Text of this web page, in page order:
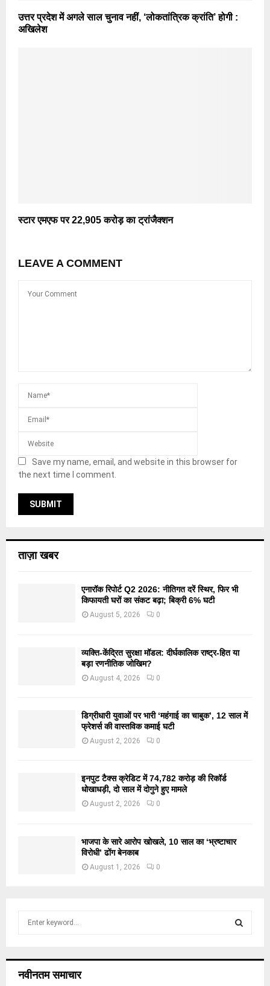
उत्तर प्रदेश में अगले साल चुनाव नहीं, ‘लोकतांत्रिक क्रांति’ होगी :
अखिलेश
स्टार एमएफ पर 22,905 करोड़ का ट्रांजैक्शन
LEAVE A COMMENT
Save my name, email, and website in this browser for
the next time I comment.
ताज़ा खबर
एनारॉक रिपोर्ट Q2 2026: नीतिगत दरें स्थिर, फिर भी
किफायती घरों का संकट बढ़ा; बिक्री 6% घटी
August 5, 2026 0
व्यक्ति-केंद्रित सुरक्षा मॉडल: दीर्घकालिक राष्ट्र-हित या
बड़ा रणनीतिक जोखिम?
August 4, 2026 0
डिग्रीधारी युवाओं पर भारी ‘महंगाई का चाबुक’, 12 साल में
फ्रेशर्स की वास्तविक कमाई घटी
August 2, 2026 0
इनपुट टैक्स क्रेडिट में 74,782 करोड़ की रिकॉर्ड
धोखाधड़ी, दो साल में दोगुने हुए मामले
August 2, 2026 0
भाजपा के सारे आरोप खोखले, 10 साल का ‘भ्रष्टाचार
विरोधी’ ढोंग बेनकाब
August 1, 2026 0
h
नवीनतम समाचार